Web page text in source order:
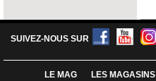
SUIVEZ-NOUS SUR
LE MAG LES MAGASINS